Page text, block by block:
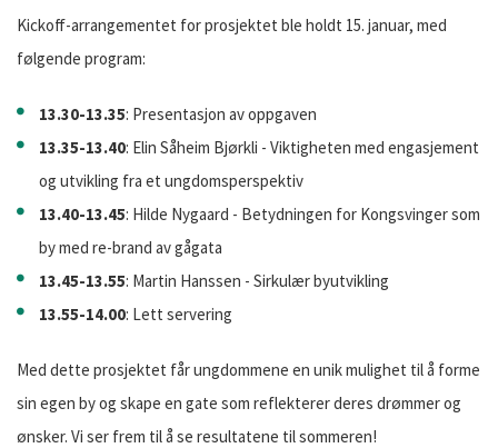
Kickoff-arrangementet for prosjektet ble holdt 15. januar, med
følgende program:
13.30-13.35: Presentasjon av oppgaven
13.35-13.40: Elin Såheim Bjørkli - Viktigheten med engasjement
og utvikling fra et ungdomsperspektiv
13.40-13.45: Hilde Nygaard - Betydningen for Kongsvinger som
by med re-brand av gågata
13.45-13.55: Martin Hanssen - Sirkulær byutvikling
13.55-14.00: Lett servering
Med dette prosjektet får ungdommene en unik mulighet til å forme
sin egen by og skape en gate som reflekterer deres drømmer og
ønsker. Vi ser frem til å se resultatene til sommeren!